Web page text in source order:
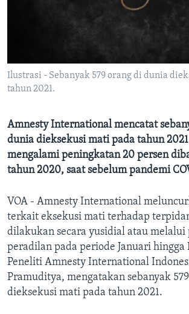
Ilustrasi - Sebanyak 579 orang di dunia
tahun 2021.
Amnesty International mencatat
dunia dieksekusi mati pada tahun
mengalami peningkatan 20 persen
tahun 2020, saat sebelum pandemi
VOA - Amnesty International
terkait eksekusi mati terhadap
dilakukan secara yusidial atau melalui
peradilan pada periode Januari hingga
Peneliti Amnesty International
Pramuditya, mengatakan sebanyak
dieksekusi mati pada tahun 2021.